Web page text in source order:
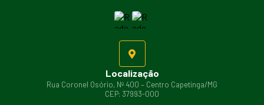
Localização
Rua Coronel Osório, Nº 400 – Centro Capetinga/MG
CEP: 37993-000